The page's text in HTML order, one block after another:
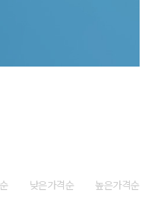
낮은가격순 높은가격순